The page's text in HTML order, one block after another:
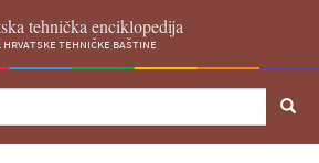
tehnička enciklopedija
tehničke baštine